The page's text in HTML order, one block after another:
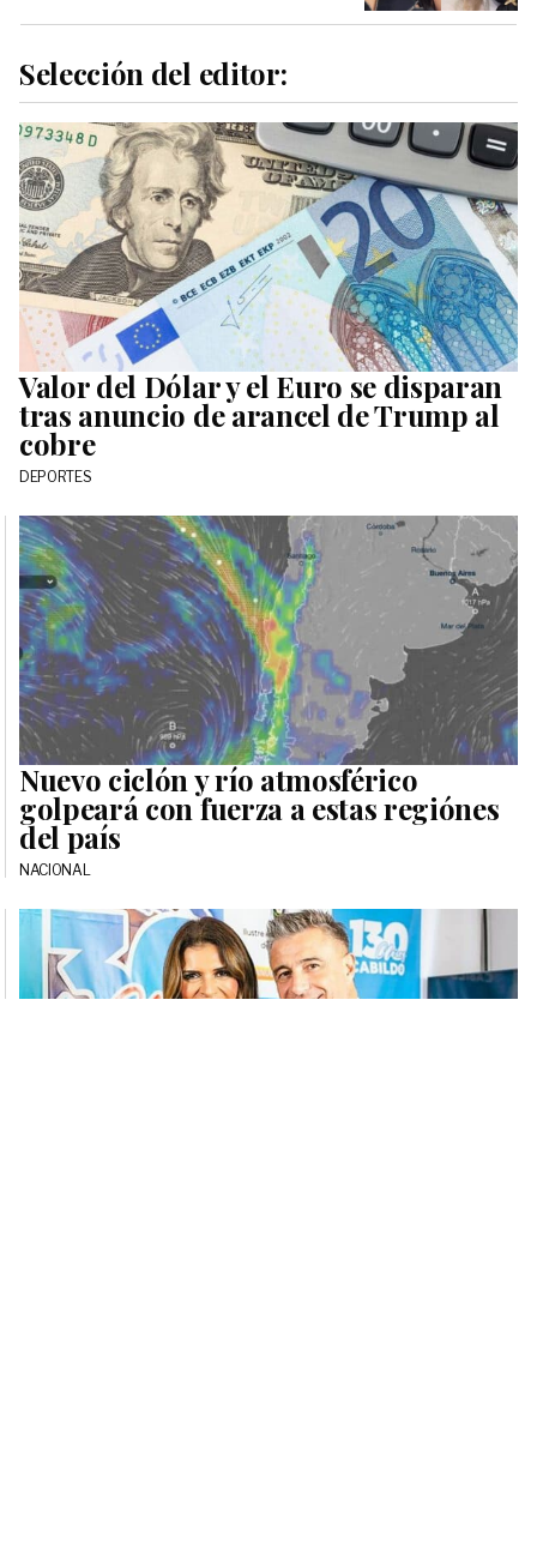
Selección del editor:
Valor del Dólar y el Euro se disparan
tras anuncio de arancel de Trump al
cobre
DEPORTES
Nuevo ciclón y río atmosférico
golpeará con fuerza a estas regiónes
del país
NACIONAL